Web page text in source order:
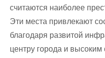
считаются наиболее
Эти места привлекают
благодаря развитой
центру города и